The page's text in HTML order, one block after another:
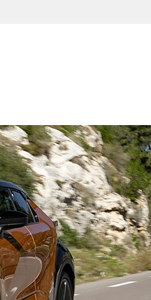
€ 32.995,-
C-HR
ALS PLUG-IN
Onderdelen
Accessoires
Banden
Thuislaadpakketten
Laadpas
Energie en slim
laden
Lease
maat
Financieren of
leasen
Verzekeren